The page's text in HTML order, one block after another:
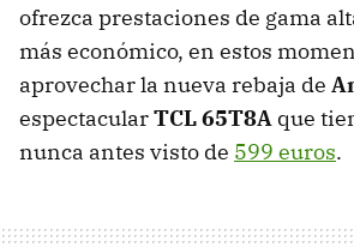
ofrezca prestaciones de gama
más económico, en estos
aprovechar la nueva rebaja de
espectacularTCL 65T8A que
nunca antes visto de 599 euros.